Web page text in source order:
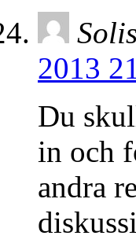
Solis
2013
Du
in och
andra